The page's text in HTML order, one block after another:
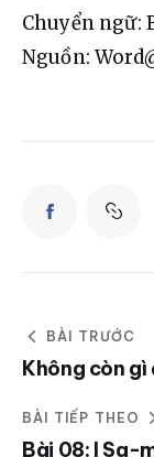
Chuyển ngữ:
Nguồn:
BÀI TRƯỚC
Không còn gì
BÀI TIẾP THEO
Bài 08: I Sa-